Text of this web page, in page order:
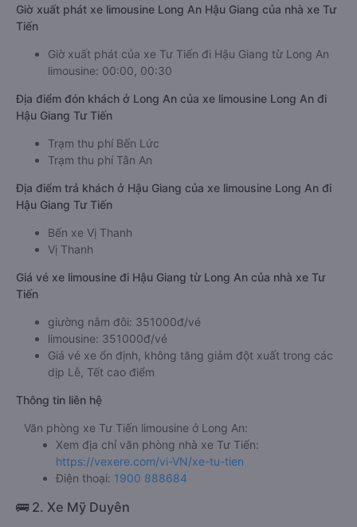
Giờ xuất phát xe limousine Long An Hậu Giang của nhà xe Tư
Tiến
Giờ xuất phát của xe Tư Tiến đi Hậu Giang từ Long An
limousine: 00:00, 00:30
Địa điểm đón khách ở Long An của xe limousine Long An đi
Hậu Giang Tư Tiến
Trạm thu phí Bến Lức
Trạm thu phí Tân An
Địa điểm trả khách ở Hậu Giang của xe limousine Long An đi
Hậu Giang Tư Tiến
Bến xe Vị Thanh
Vị Thanh
Giá vé xe limousine đi Hậu Giang từ Long An của nhà xe Tư
Tiến
giường nằm đôi: 351000đ/vé
limousine: 351000đ/vé
Giá vé xe ổn định, không tăng giảm đột xuất trong các
dịp Lễ, Tết cao điểm
Thông tin liên hệ
Văn phòng xe Tư Tiến limousine ở Long An:
Xem địa chỉ văn phòng nhà xe Tư Tiến:
https://vexere.com/vi-VN/xe-tu-tien
Điện thoại: 1900 888684
🚌 2. Xe Mỹ Duyên